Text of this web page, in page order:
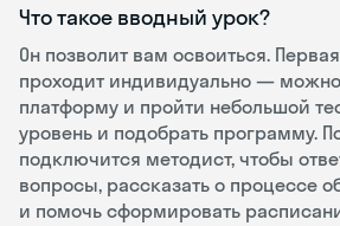
Что такое вводный урок?
Он позволит вам освоиться.
проходит индивидуально —
платформу и пройти небольшой
уровень и подобрать программу.
подключится методист, чтобы
вопросы, рассказать о процессе
и помочь сформировать